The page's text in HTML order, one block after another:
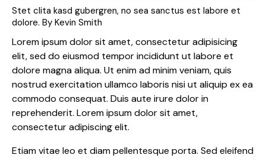
Stet clita kasd gubergren, no sea sanctus est labore et
dolore. By Kevin Smith
Lorem ipsum dolor sit amet, consectetur adipisicing
elit, sed do eiusmod tempor incididunt ut labore et
dolore magna aliqua. Ut enim ad minim veniam, quis
nostrud exercitation ullamco laboris nisi ut aliquip ex ea
commodo consequat. Duis aute irure dolor in
reprehenderit. Lorem ipsum dolor sit amet,
consectetur adipiscing elit.
Etiam vitae leo et diam pellentesque porta. Sed eleifend